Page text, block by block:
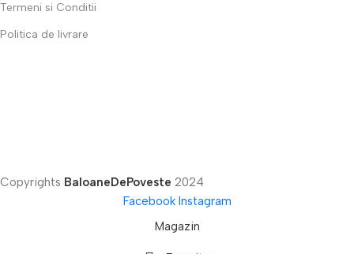
Termeni si Conditii
Politica de livrare
Copyrights BaloaneDePoveste 2024
Facebook Instagram
Magazin